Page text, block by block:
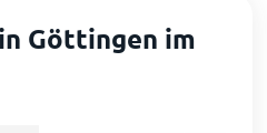
Göttingen im